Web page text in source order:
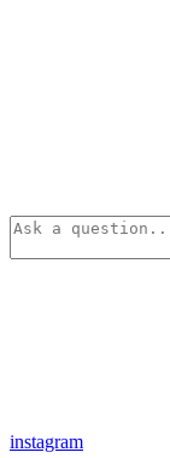
instagram